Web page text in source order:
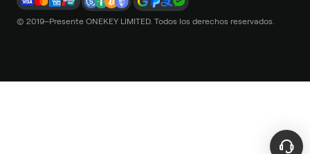
© 2019–Presente ONEKEY LIMITED. Todos los derechos reservados.